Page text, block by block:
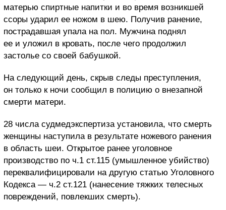
матерью спиртные напитки и во время возникшей
ссоры ударил ее ножом в шею. Получив ранение,
пострадавшая упала на пол. Мужчина поднял
ее и уложил в кровать, после чего продолжил
застолье со своей бабушкой.
На следующий день, скрыв следы преступления,
он только к ночи сообщил в полицию о внезапной
смерти матери.
28 числа судмедэкспертиза установила, что смерть
женщины наступила в результате ножевого ранения
в область шеи. Открытое ранее уголовное
производство по ч.1 ст.115 (умышленное убийство)
переквалифицировали на другую статью Уголовного
Кодекса — ч.2 ст.121 (нанесение тяжких телесных
повреждений, повлекших смерть).